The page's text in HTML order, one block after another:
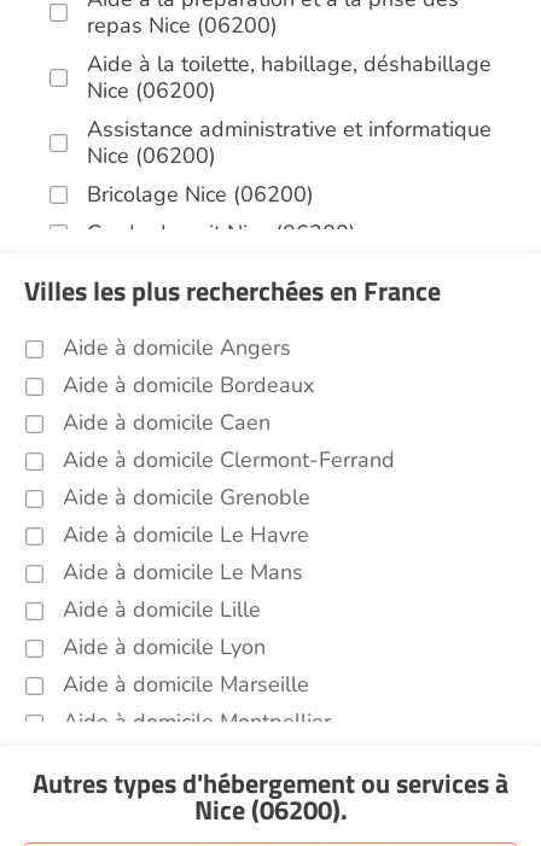
repas Nice (06200)
Aide à la toilette, habillage, déshabillage
Nice (06200)
Assistance administrative et informatique
Nice (06200)
Bricolage Nice (06200)
Garde de nuit Nice (06200)
Jardinage Nice (06200)
Aide aux courses Nice (06200)
Entretien du cadre de vie, ménage,
repassage, gestion du linge Nice (06200)
Portage de repas Nice (06200)
Sorties (promenades, rendez-vous
médicaux...) Nice (06200)
Promenade animaux de compagnie Nice
(06200)
Soins esthétiques Nice (06200)
Autres aides à domicile Nice (06200)
Voir toutes les aides à domicile à Nice (06200)
Villes les plus recherchées en France
Aide à domicile Angers
Aide à domicile Bordeaux
Aide à domicile Caen
Aide à domicile Clermont-Ferrand
Aide à domicile Grenoble
Aide à domicile Le Havre
Aide à domicile Le Mans
Aide à domicile Lille
Aide à domicile Lyon
Aide à domicile Marseille
Aide à domicile Montpellier
Aide à domicile Nice
Autres types d'hébergement ou servicesà
Nice (06200).